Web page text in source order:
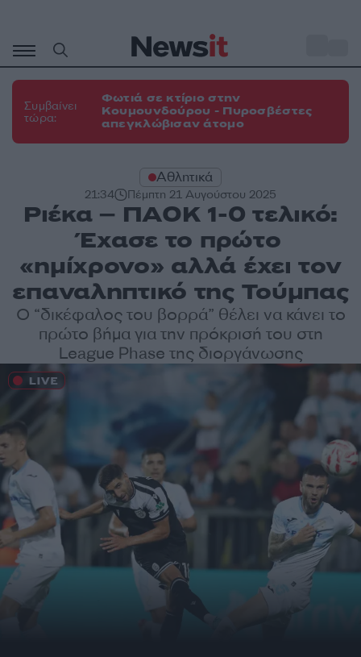
περιεχόμενο
Συμβαίνει
τώρα:
Φωτιά σε κτίριο στην
Κουμουνδούρου - Πυροσβέστες
απεγκλώβισαν άτομο
Αθλητικά
21:34 Πέμπτη 21 Αυγούστου 2025
Ριέκα – ΠΑΟΚ 1-0 τελικό:
Έχασε το πρώτο
«ημίχρονο» αλλά έχει τον
επαναληπτικό της Τούμπας
Ο “δικέφαλος του βορρά” θέλει να κάνει το
πρώτο βήμα για την πρόκρισή του στη
League Phase της διοργάνωσης